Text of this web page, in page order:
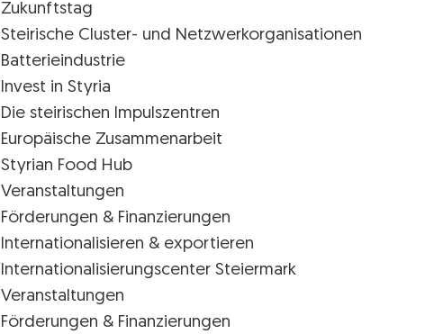
Zukunftstag
Steirische Cluster- und Netzwerkorganisationen
Batterieindustrie
Invest in Styria
Die steirischen Impulszentren
Europäische Zusammenarbeit
Styrian Food Hub
Veranstaltungen
Förderungen & Finanzierungen
Internationalisieren & exportieren
Internationalisierungscenter Steiermark
Veranstaltungen
Förderungen & Finanzierungen